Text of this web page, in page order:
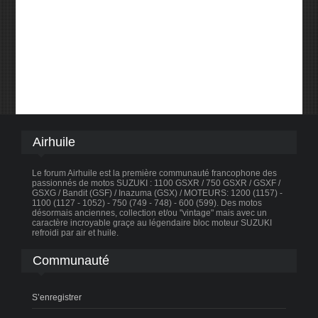
Airhuile
Le forum Airhuile est la première communauté francophone des
passionnés de motos SUZUKI : 1100 GSXR / 750 GSXR / GSXF /
GSXG / Bandit (GSF) / Inazuma (GSX) / MOTEURS: 1200 (1157) -
1100 (1127 - 1052) - 750 (749 - 748) - 600 (599). Des motos
désormais anciennes, collection et/ou "vintage" mais avec un
caractère incroyable graçe au légendaire bloc moteur SUZUKI
refroidi par air et huile.
Communauté
S’enregistrer